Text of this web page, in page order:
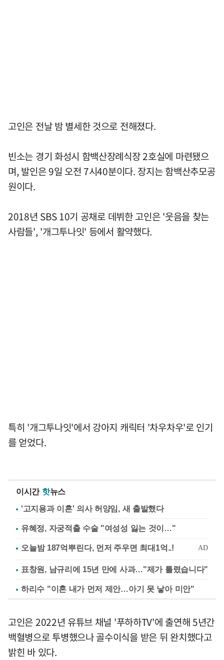
고인은 전날 밤 별세한 것으로 전해졌다.
빈소는 경기 화성시 함백산장례식장 2호실에 마련됐으
며, 발인은 9일 오전 7시40분이다. 장지는 함백산추모공
원이다.
2018년 SBS 10기 공채로 데뷔한 고인은 '웃음을 찾는
사람들', '개그투나잇' 등에서 활약했다.
특히 '개그투나잇'에서 강아지 캐릭터 '차우차우'로 인기
를 얻었다.
이시간 핫뉴스
'고지용과 이혼' 의사 허양임, 새 출발했다
유혜정, 자궁적출 수술 "여성성 잃는 것이…"
표창원, 남규리에 15년 만에 사과…"제가 틀렸습니다"
하리수 "이혼 내가 먼저 제안…아기 못 낳아 미안"
고인은 2022년 유튜브 채널 '푸하하TV'에 출연해 5년간
백혈병으로 투병했으나 골수이식을 받은 뒤 완치했다고
밝힌 바 있다.